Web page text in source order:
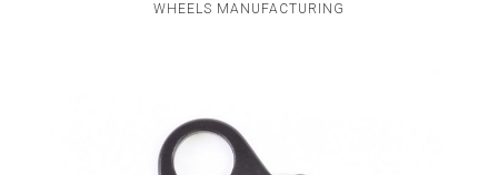
WHEELS MANUFACTURING